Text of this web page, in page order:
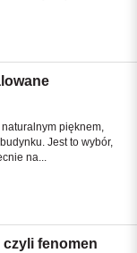
pięknem,
Jest to wybór,
na...
czyli fenomen